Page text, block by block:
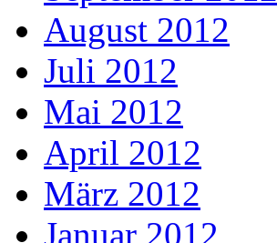
August 2012
Juli 2012
Mai 2012
April 2012
März 2012
Januar 2012